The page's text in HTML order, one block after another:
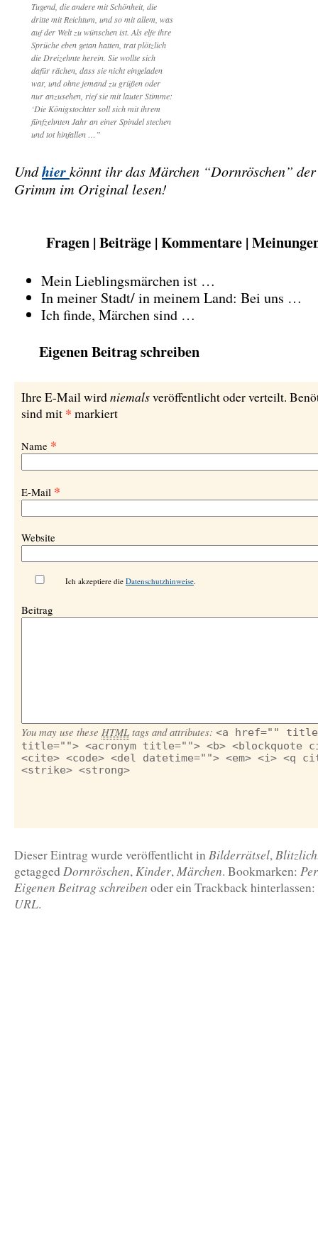
Tugend, die andere mit Schönheit, die
dritte mit Reichtum, und so mit allem, was
auf der Welt zu wünschen ist. Als elfe ihre
Sprüche eben getan hatten, trat plötzlich
die Dreizehnte herein. Sie wollte sich
dafür rächen, dass sie nicht eingeladen
war, und ohne jemand zu grüßen oder
nur anzusehen, rief sie mit lauter Stimme:
‘Die Königstochter soll sich mit ihrem
fünfzehnten Jahr an einer Spindel stechen
und tot hinfallen …”
Undhierkönnt ihr das Märchen “Dornröschen”
Grimm im Original lesen!
Fragen | Beiträge | Kommentare |
Mein Lieblingsmärchen ist …
In meiner Stadt/ in meinem Land: Bei uns …
Ich finde, Märchen sind …
Eigenen Beitrag schreiben
Ihre E-Mail wirdniemalsveröffentlicht oder verteilt.
sind mit * markiert
Name *
E-Mail *
Website
Ich akzeptiere die Datenschutzhinweise.
Beitrag
You may use these HTML tags and attributes: <a href=""
title=""> <acronym title=""> <b> <blockquote
<cite> <code> <del datetime=""> <em> <i> <q
<strike> <strong>
Dieser Eintrag wurde veröffentlicht inBilderrätsel,
getagged Dornröschen,Kinder,Märchen. Bookmarken:
Eigenen Beitrag schreiben oder ein Trackback hinterlassen:
URL.